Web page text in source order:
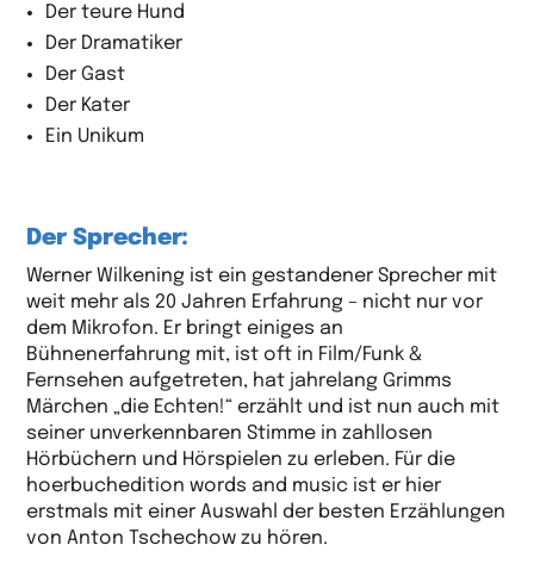
Der teure Hund
Der Dramatiker
Der Gast
Der Kater
Ein Unikum
Der Sprecher:
Werner Wilkening ist ein gestandener Sprecher mit
weit mehr als 20 Jahren Erfahrung – nicht nur vor
dem Mikrofon. Er bringt einiges an
Bühnenerfahrung mit, ist oft in Film/Funk &
Fernsehen aufgetreten, hat jahrelang Grimms
Märchen „die Echten!“ erzählt und ist nun auch mit
seiner unverkennbaren Stimme in zahllosen
Hörbüchern und Hörspielen zu erleben. Für die
hoerbuchedition words and music ist er hier
erstmals mit einer Auswahl der besten Erzählungen
von Anton Tschechow zu hören.